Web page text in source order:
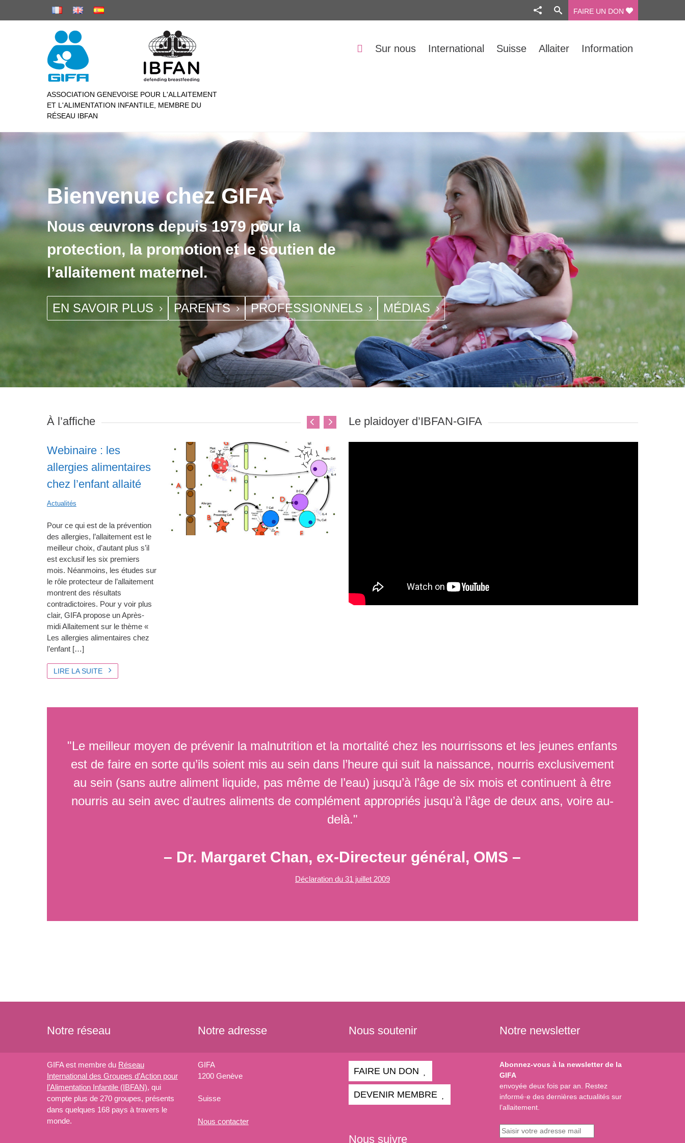
FAIRE UN DON
ASSOCIATION GENEVOISE POUR L'ALLAITEMENT
ET L'ALIMENTATION INFANTILE, MEMBRE DU
RÉSEAU IBFAN
Sur nous International Suisse Allaiter Information
Bienvenue chez GIFA
Nous œuvrons depuis 1979 pour la
protection, la promotion et le soutien de
l’allaitement maternel.
EN SAVOIR PLUS PARENTS PROFESSIONNELS MÉDIAS
À l’affiche
Webinaire : les
allergies alimentaires
chez l’enfant allaité
Actualités
Pour ce qui est de la prévention
des allergies, l’allaitement est le
meilleur choix, d’autant plus s’il
est exclusif les six premiers
mois. Néanmoins, les études sur
le rôle protecteur de l’allaitement
montrent des résultats
contradictoires. Pour y voir plus
clair, GIFA propose un Après-
midi Allaitement sur le thème «
Les allergies alimentaires chez
l’enfant […]
LIRE LA SUITE
Le plaidoyer d’IBFAN-GIFA
"Le meilleur moyen de prévenir la malnutrition et la mortalité chez les nourrissons et les jeunes enfants
est de faire en sorte qu’ils soient mis au sein dans l’heure qui suit la naissance, nourris exclusivement
au sein (sans autre aliment liquide, pas même de l’eau) jusqu’à l’âge de six mois et continuent à être
nourris au sein avec d’autres aliments de complément appropriés jusqu’à l’âge de deux ans, voire au-
delà."
– Dr. Margaret Chan, ex-Directeur général, OMS –
Déclaration du 31 juillet 2009
Notre réseau
GIFA est membre du Réseau
International des Groupes d’Action pour
l’Alimentation Infantile (IBFAN), qui
compte plus de 270 groupes, présents
dans quelques 168 pays à travers le
monde.
Notre adresse
GIFA
1200 Genève
Suisse
Nous contacter
Nous soutenir
FAIRE UN DON
DEVENIR MEMBRE
Nous suivre
Notre newsletter
Abonnez-vous à la newsletter de la
GIFA
envoyée deux fois par an. Restez
informé·e des dernières actualités sur
l’allaitement.